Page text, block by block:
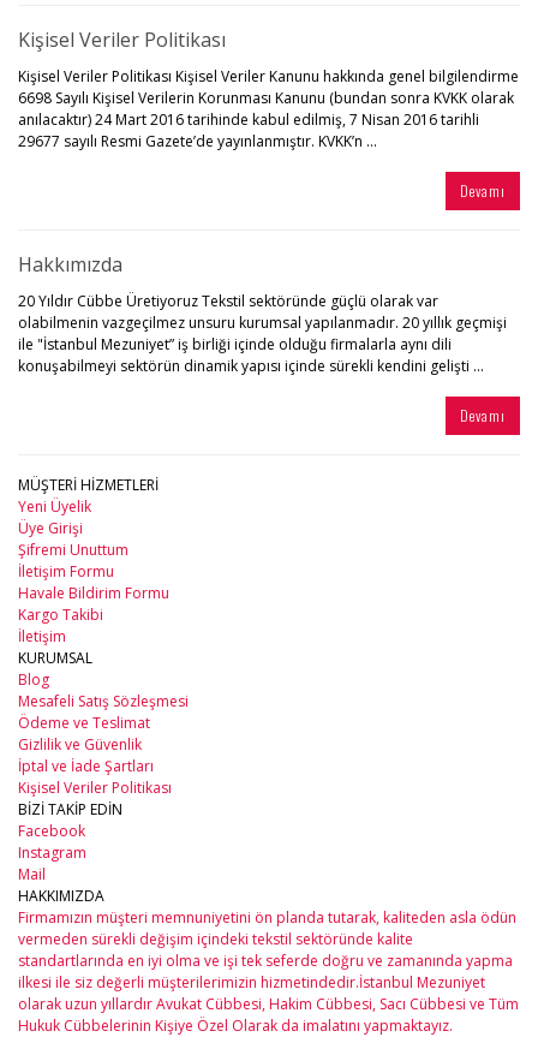
Kişisel Veriler Politikası
Kişisel Veriler Politikası Kişisel Veriler Kanunu hakkında genel bilgilendirme
6698 Sayılı Kişisel Verilerin Korunması Kanunu (bundan sonra KVKK olarak
anılacaktır) 24 Mart 2016 tarihinde kabul edilmiş, 7 Nisan 2016 tarihli
29677 sayılı Resmi Gazete’de yayınlanmıştır. KVKK’n ...
Devamı
Hakkımızda
20 Yıldır Cübbe Üretiyoruz Tekstil sektöründe güçlü olarak var
olabilmenin vazgeçilmez unsuru kurumsal yapılanmadır. 20 yıllık geçmişi
ile "İstanbul Mezuniyet” iş birliği içinde olduğu firmalarla aynı dili
konuşabilmeyi sektörün dinamik yapısı içinde sürekli kendini gelişti ...
Devamı
MÜŞTERİ HİZMETLERİ
Yeni Üyelik
Üye Girişi
Şifremi Unuttum
İletişim Formu
Havale Bildirim Formu
Kargo Takibi
İletişim
KURUMSAL
Blog
Mesafeli Satış Sözleşmesi
Ödeme ve Teslimat
Gizlilik ve Güvenlik
İptal ve İade Şartları
Kişisel Veriler Politikası
BİZİ TAKİP EDİN
Facebook
Instagram
Mail
HAKKIMIZDA
Firmamızın müşteri memnuniyetini ön planda tutarak, kaliteden asla ödün
vermeden sürekli değişim içindeki tekstil sektöründe kalite
standartlarında en iyi olma ve işi tek seferde doğru ve zamanında yapma
ilkesi ile siz değerli müşterilerimizin hizmetindedir.İstanbul Mezuniyet
olarak uzun yıllardır Avukat Cübbesi, Hakim Cübbesi, Sacı Cübbesi ve Tüm
Hukuk Cübbelerinin Kişiye Özel Olarak da imalatını yapmaktayız.